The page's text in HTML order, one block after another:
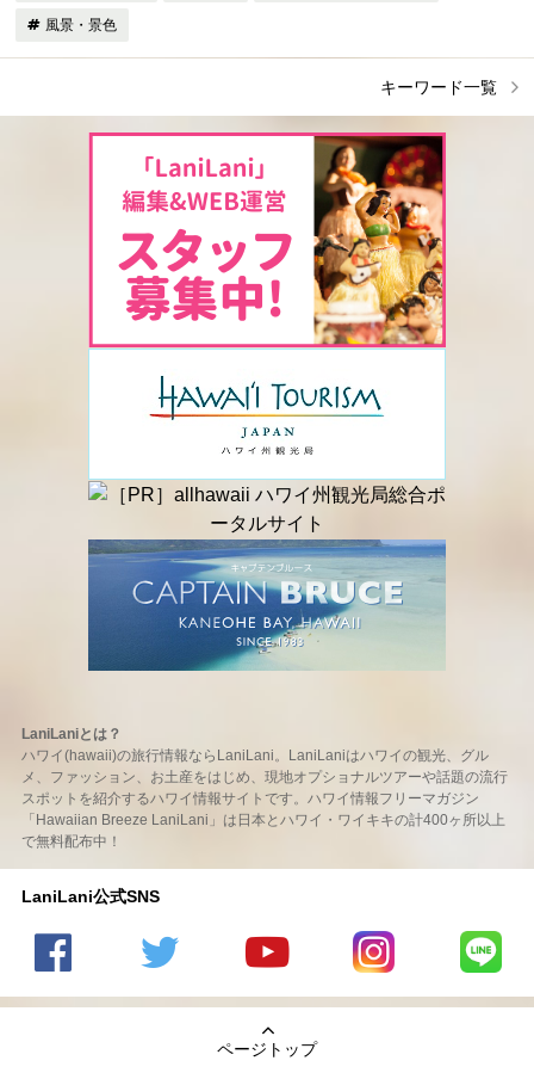
風景・景色
キーワード一覧
LaniLaniとは？
ハワイ(hawaii)の旅行情報ならLaniLani。LaniLaniはハワイの観光、グル
メ、ファッション、お土産をはじめ、現地オプショナルツアーや話題の流行
スポットを紹介するハワイ情報サイトです。ハワイ情報フリーマガジン
「Hawaiian Breeze LaniLani」は日本とハワイ・ワイキキの計400ヶ所以上
で無料配布中！
LaniLani公式SNS
の
のtwitter
の
Youtube
チャンネ
LaniLani
LaniLani
ページトップ